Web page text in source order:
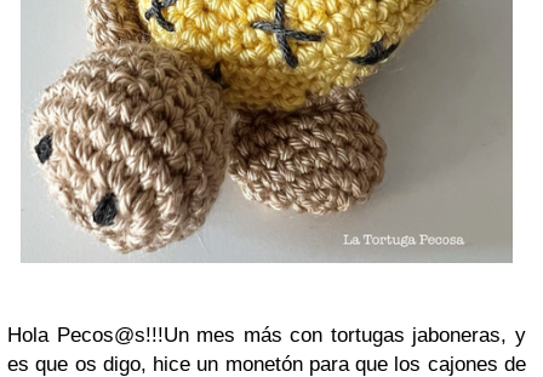
Hola Pecos@s!!!Un mes más con tortugas jaboneras, y
es que os digo, hice un monetón para que los cajones de